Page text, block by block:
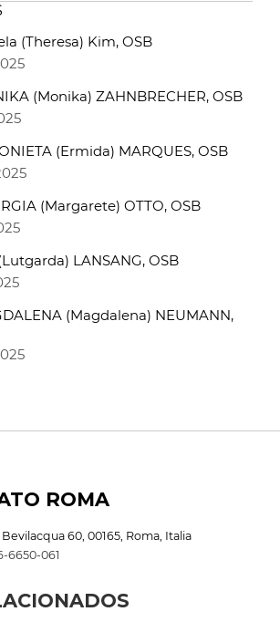
(Theresa) Kim, OSB
(Monika) ZAHNBRECHER, OSB
(Ermida) MARQUES, OSB
(Margarete) OTTO, OSB
LANSANG, OSB
(Magdalena) NEUMANN,
ROMA
60, 00165, Roma, Italia
6650-061